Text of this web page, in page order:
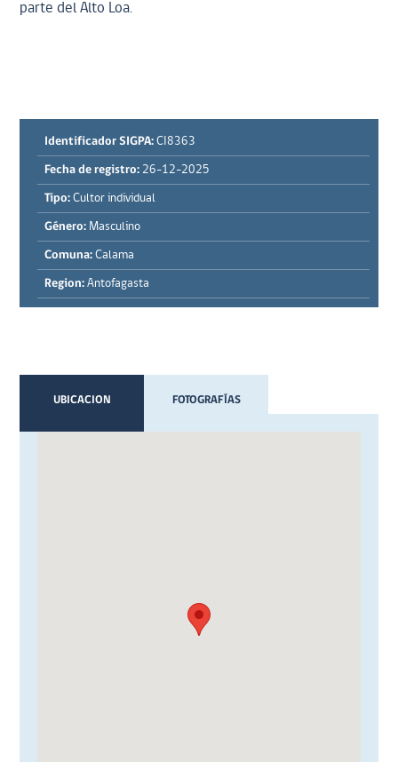
parte del Alto Loa.
Identificador SIGPA: CI8363
Fecha de registro: 26-12-2025
Tipo: Cultor individual
Género: Masculino
Comuna: Calama
Region: Antofagasta
UBICACION FOTOGRAFÍAS